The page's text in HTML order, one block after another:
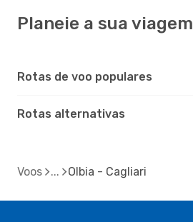
Planeie a sua viagem
Rotas de voo populares
Rotas alternativas
Voos Olbia - Cagliari